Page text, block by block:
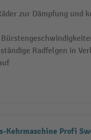
zur Dämpfung und
Radfelgen in
Kehrmaschine Profi